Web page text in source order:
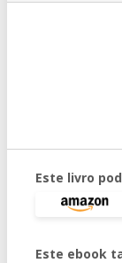
Este livro
Este ebook